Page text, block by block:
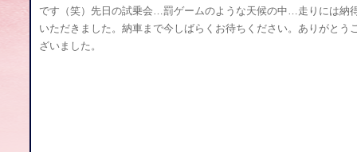
です（笑）先日の試乗会…罰ゲームのような天候の中…走りには納
いただきました。納車まで今しばらくお待ちください。ありがとう
ざいました。